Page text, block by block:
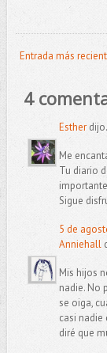
Entrada más
4
Esther
Me
Tu diario
Sigue
5 de
Anniehall
Mis hijos
nadie. No
se oiga,
casi nadie
diré que